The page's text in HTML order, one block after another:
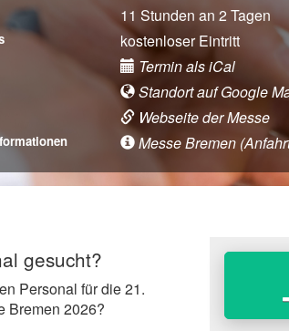
11 Stunden an 2 Tagen
kostenloser Eintritt
Termin als iCal
Standort auf Google
Webseite der Messe
Messe Bremen
gesucht?
Personal für die 21.
Bremen 2026?